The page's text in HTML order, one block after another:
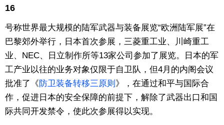
16
号称世界最大规模的陆军武器与装备展览“欧洲陆军展”在
巴黎郊外举行，日本首次参展，三菱重工业、川崎重工
业、NEC、日立制作所等13家公司参加了展览。日本的军
工产业以往的业务对象仅限于自卫队，但4月的内阁会议
批准了《防卫装备转移三原则 》，在通过和平与国际合
作，促进日本的安全保障的前提下，解除了武器出口和国
际共同开发禁令，使此次参展得以实现。